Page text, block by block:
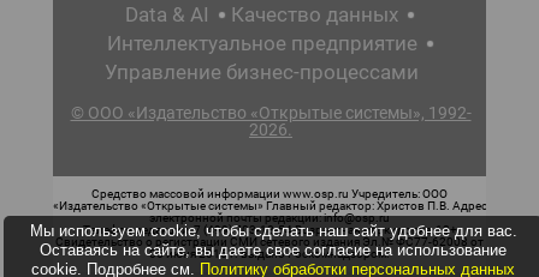
Data & AI
Качество данных
Интеллектуальное предприятие
Управление бизнес-процессами
© ООО «Издательство «Открытые системы», 1992-
2026.
Средство массовой информации www.osp.ru Учредитель: ООО
«Издательство «Открытые системы» Главный редактор: Христов П.В. Адрес
электронной почты редакции: info@osp.ru
Телефон редакции: 7 (499) 703-18-54 Возрастная маркировка: 12+
Свидетельство о регистрации СМИ сетевого издания Эл.№ ФС77-62008 от
05 июня 2015 г. выдано Роскомнадзором.
Мы используем cookie, чтобы сделать наш сайт удобнее для вас.
Оставаясь на сайте, вы даете свое согласие на использование
cookie. Подробнее см. Политику обработки персональных данных